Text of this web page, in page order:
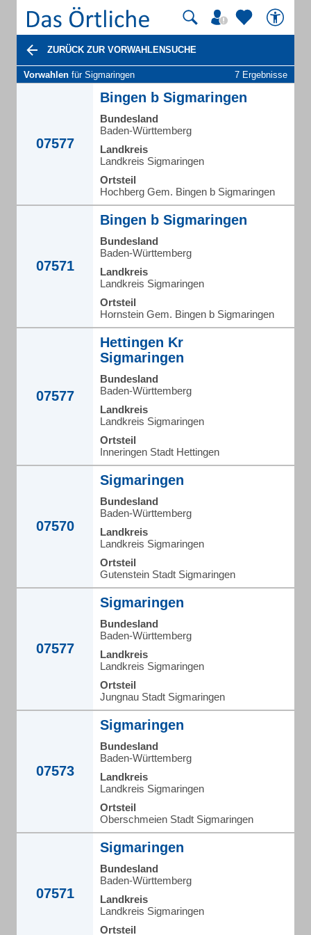
ZURÜCK ZUR VORWAHLENSUCHE
Vorwahlen für Sigmaringen 7 Ergebnisse
07577
Bingen b Sigmaringen
Bundesland
Baden-Württemberg
Landkreis
Landkreis Sigmaringen
Ortsteil
Hochberg Gem. Bingen b Sigmaringen
07571
Bingen b Sigmaringen
Bundesland
Baden-Württemberg
Landkreis
Landkreis Sigmaringen
Ortsteil
Hornstein Gem. Bingen b Sigmaringen
07577
Hettingen Kr
Sigmaringen
Bundesland
Baden-Württemberg
Landkreis
Landkreis Sigmaringen
Ortsteil
Inneringen Stadt Hettingen
07570
Sigmaringen
Bundesland
Baden-Württemberg
Landkreis
Landkreis Sigmaringen
Ortsteil
Gutenstein Stadt Sigmaringen
07577
Sigmaringen
Bundesland
Baden-Württemberg
Landkreis
Landkreis Sigmaringen
Ortsteil
Jungnau Stadt Sigmaringen
07573
Sigmaringen
Bundesland
Baden-Württemberg
Landkreis
Landkreis Sigmaringen
Ortsteil
Oberschmeien Stadt Sigmaringen
07571
Sigmaringen
Bundesland
Baden-Württemberg
Landkreis
Landkreis Sigmaringen
Ortsteil